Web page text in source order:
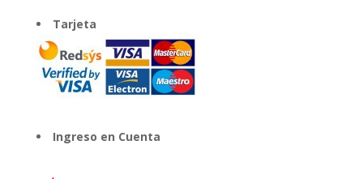
Tarjeta
Ingreso en Cuenta